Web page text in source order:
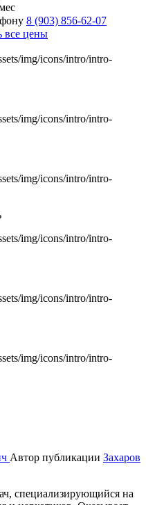
8 (903) 856-62-07
все цены
Автор публикации Захаров
специализирующийся на